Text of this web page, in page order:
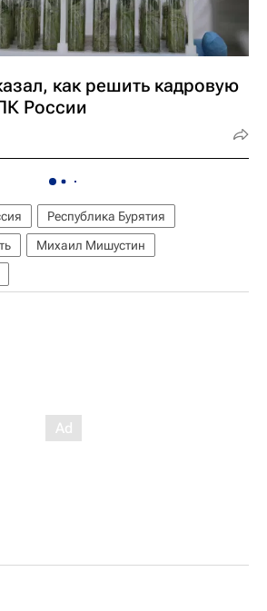
как решить кадровую
России
Республика Бурятия
Михаил Мишустин